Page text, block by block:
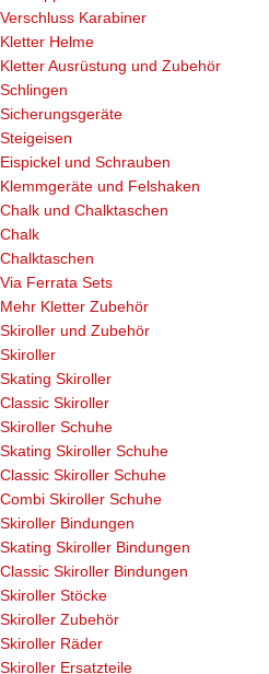
Verschluss Karabiner
Kletter Helme
Kletter Ausrüstung und Zubehör
Schlingen
Sicherungsgeräte
Steigeisen
Eispickel und Schrauben
Klemmgeräte und Felshaken
Chalk und Chalktaschen
Chalk
Chalktaschen
Via Ferrata Sets
Mehr Kletter Zubehör
Skiroller und Zubehör
Skiroller
Skating Skiroller
Classic Skiroller
Skiroller Schuhe
Skating Skiroller Schuhe
Classic Skiroller Schuhe
Combi Skiroller Schuhe
Skiroller Bindungen
Skating Skiroller Bindungen
Classic Skiroller Bindungen
Skiroller Stöcke
Skiroller Zubehör
Skiroller Räder
Skiroller Ersatzteile